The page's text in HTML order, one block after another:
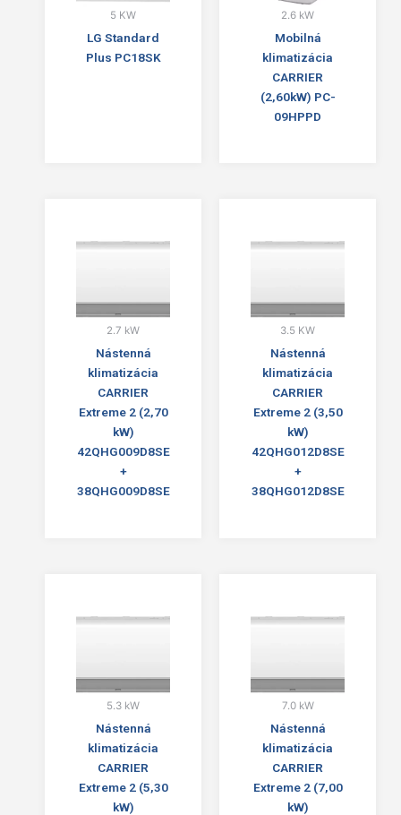
5 KW
LG Standard
Plus PC18SK
2.6 kW
Mobilná
klimatizácia
CARRIER
(2,60kW) PC-
09HPPD
2.7 kW
Nástenná
klimatizácia
CARRIER
Extreme 2 (2,70
kW)
42QHG009D8SE
+
38QHG009D8SE
3.5 KW
Nástenná
klimatizácia
CARRIER
Extreme 2 (3,50
kW)
42QHG012D8SE
+
38QHG012D8SE
5.3 kW
Nástenná
klimatizácia
CARRIER
Extreme 2 (5,30
kW)
7.0 kW
Nástenná
klimatizácia
CARRIER
Extreme 2 (7,00
kW)